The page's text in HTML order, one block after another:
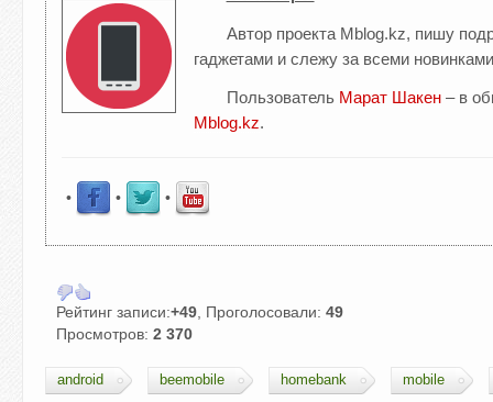
Автор проекта Mblog.kz, пишу
гаджетами и слежу за всеми
Пользователь Марат Шакен– в
Mblog.kz.
• • •
Рейтинг записи:+49, Проголосовали: 49
Просмотров: 2 370
android beemobile homebank mobile